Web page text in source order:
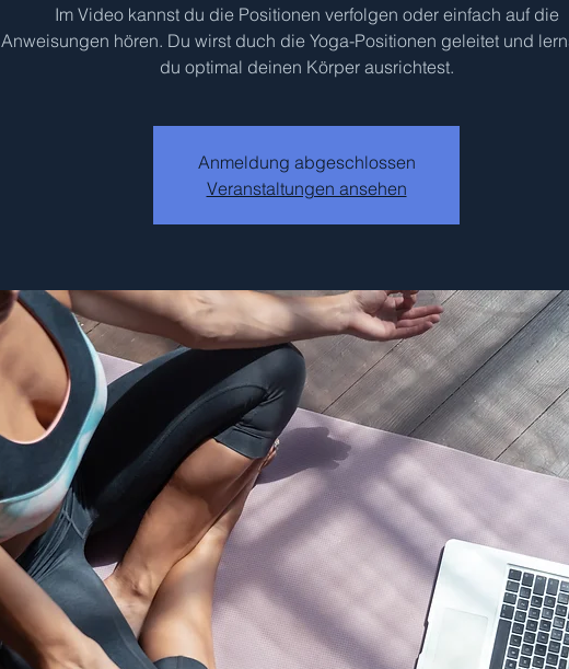
Im Video kannst du die Positionen verfolgen oder einfach auf die
Anweisungen hören. Du wirst duch die Yoga-Positionen geleitet und
du optimal deinen Körper ausrichtest.
Anmeldung abgeschlossen
Veranstaltungen ansehen